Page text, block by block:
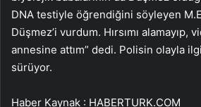
DNA testiyle öğrendiğini söyleyen
Düşmez’i vurdum. Hırsımı alamayıp,
annesine attım” dedi. Polisin olayla
sürüyor.
Haber Kaynak : HABERTURK.COM